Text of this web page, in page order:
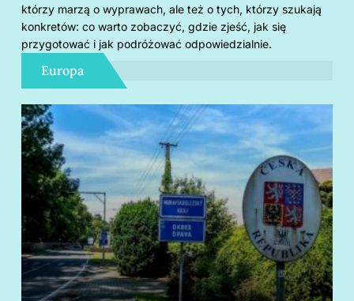
którzy marzą o wyprawach, ale też o tych, którzy szukają
konkretów: co warto zobaczyć, gdzie zjeść, jak się
przygotować i jak podróżować odpowiedzialnie.
Europa